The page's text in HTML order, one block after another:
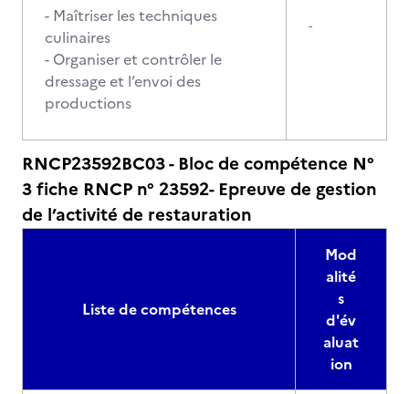
- Maîtriser les techniques
culinaires
- Organiser et contrôler le
dressage et l’envoi des
productions
-
RNCP23592BC03 - Bloc de compétence N°
3 fiche RNCP n° 23592- Epreuve de gestion
de l’activité de restauration
Liste de compétences
Mod
alité
s
d'év
aluat
ion